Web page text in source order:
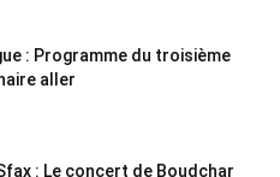
: Programme du troisième
aller
: Le concert de Boudchar